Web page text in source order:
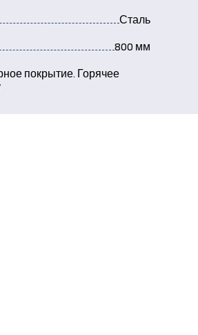
Сталь
800 мм
покрытие. Горячее